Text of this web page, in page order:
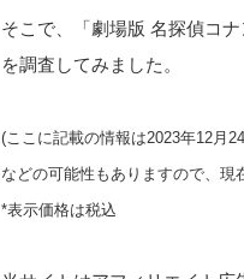
そこで、「劇場版 名探偵コ
を調査してみました。
(ここに記載の情報は2023年12月
などの可能性もありますので、
*表示価格は税込